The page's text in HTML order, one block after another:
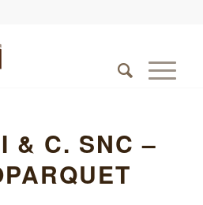
& C. SNC –